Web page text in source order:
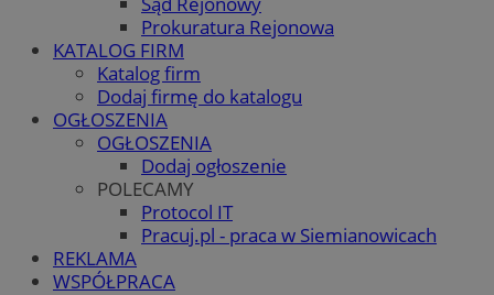
Prokuratura Rejonowa
KATALOG FIRM
Katalog firm
Dodaj firmę do katalogu
OGŁOSZENIA
OGŁOSZENIA
Dodaj ogłoszenie
POLECAMY
Protocol IT
Pracuj.pl - praca w Siemianowicach
REKLAMA
WSPÓŁPRACA